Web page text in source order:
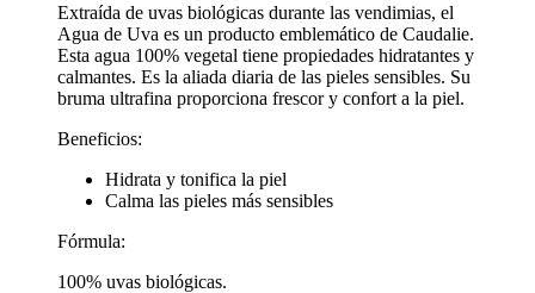
Extraída de uvas biológicas durante las vendimias, el
Agua de Uva es un producto emblemático de Caudalie.
Esta agua 100% vegetal tiene propiedades hidratantes y
calmantes. Es la aliada diaria de las pieles sensibles. Su
bruma ultrafina proporciona frescor y confort a la piel.
Beneficios:
Hidrata y tonifica la piel
Calma las pieles más sensibles
Fórmula:
100% uvas biológicas.